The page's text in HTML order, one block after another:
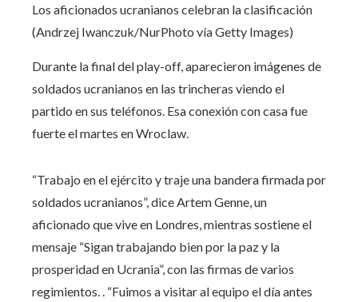
Los aficionados ucranianos celebran la clasificación
(Andrzej Iwanczuk/NurPhoto vía Getty Images)
Durante la final del play-off, aparecieron imágenes de
soldados ucranianos en las trincheras viendo el
partido en sus teléfonos. Esa conexión con casa fue
fuerte el martes en Wroclaw.
“Trabajo en el ejército y traje una bandera firmada por
soldados ucranianos”, dice Artem Genne, un
aficionado que vive en Londres, mientras sostiene el
mensaje “Sigan trabajando bien por la paz y la
prosperidad en Ucrania”, con las firmas de varios
regimientos. . “Fuimos a visitar al equipo el día antes